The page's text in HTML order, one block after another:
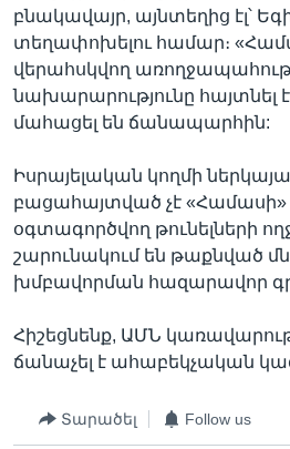
բնակավայր, այնտեղից էլ՝
տեղափոխելու համար։
վերահսկվող
նախարարությունը հայտնել
մահացել են ճանապարհին:
Իսրայելական կողմի
բացահայտված չէ «Համասի»
օգտագործվող թունելների
շարունակում են թաքնված
խմբավորման հազարավոր
Հիշեցնենք, ԱՄՆ
ճանաչել է ահաբեկչական
Տարածել Follow us